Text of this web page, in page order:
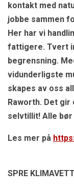
kontakt med
jobbe sammen
Her har vi
fattigere. Tvert
begrensning.
vidunderligste
skapes av oss
Raworth. Det
selvtillit! Alle bør
Les mer på
SPRE